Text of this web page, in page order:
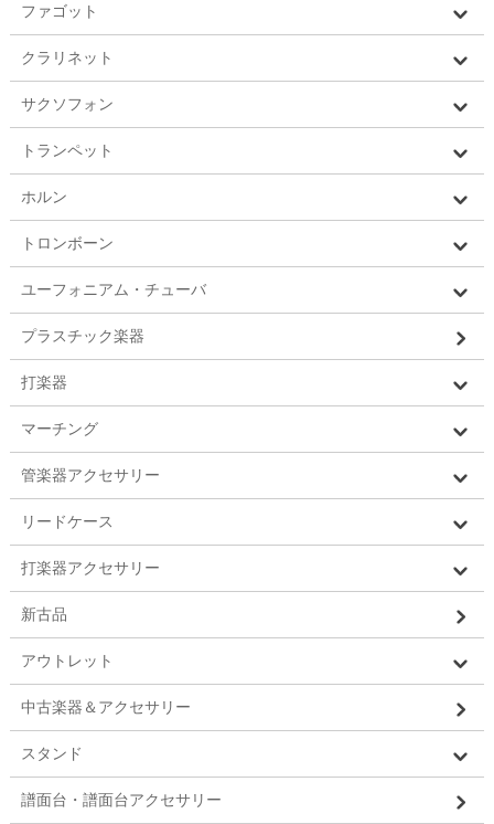
ファゴット
クラリネット
サクソフォン
トランペット
ホルン
トロンボーン
ユーフォニアム・チューバ
プラスチック楽器
打楽器
マーチング
管楽器アクセサリー
リードケース
打楽器アクセサリー
新古品
アウトレット
中古楽器＆アクセサリー
スタンド
譜面台・譜面台アクセサリー